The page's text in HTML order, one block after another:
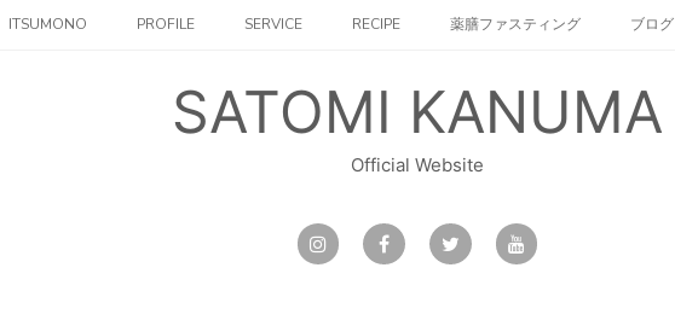
ITSUMONO PROFILE SERVICE RECIPE 薬膳ファスティング ブログ
SATOMI KANUMA
Official Website